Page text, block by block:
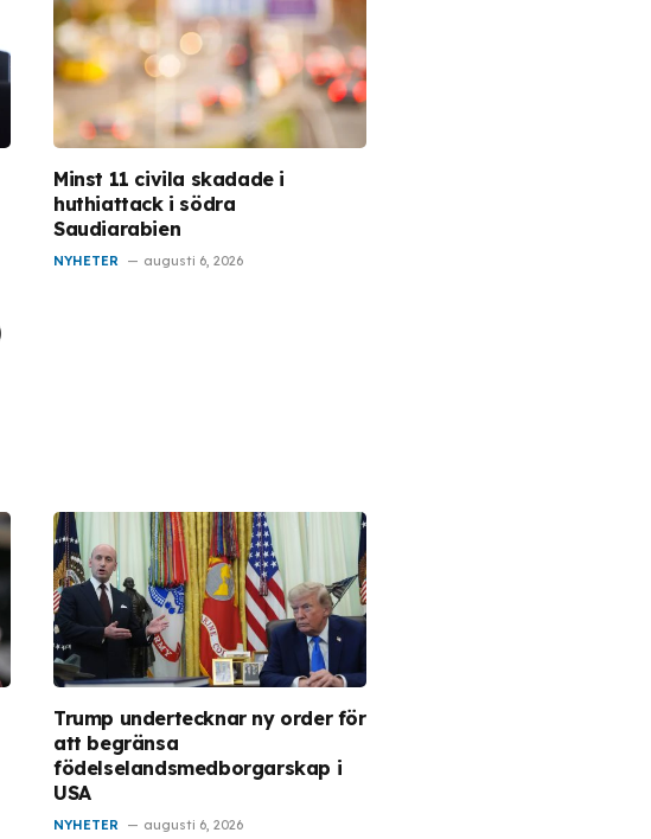
Minst 11 civila skadade i
huthiattack i södra
Saudiarabien
NYHETER augusti 6, 2026
Trump undertecknar ny order för
att begränsa
födelselandsmedborgarskap i
USA
NYHETER augusti 6, 2026